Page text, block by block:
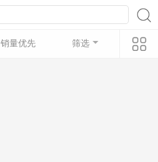
销量优先 筛选